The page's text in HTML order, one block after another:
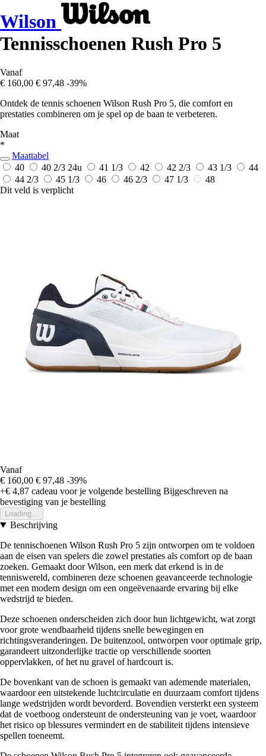
Wilson
Tennisschoenen Rush Pro 5
Vanaf
€ 160,00 € 97,48 -39%
Ontdek de tennis schoenen Wilson Rush Pro 5, die comfort en
prestaties combineren om je spel op de baan te verbeteren.
Maat
*
Maattabel
40
40 2/3 24u 41 1/3 42 42 2/3 43 1/3
44
44 2/3
45 1/3 46 46 2/3 47 1/3
48
Dit veld is verplicht
Vanaf
€ 160,00 € 97,48 -39%
+€ 4,87 cadeau voor je volgende bestelling Bijgeschreven na
bevestiging van je bestelling
Loading...
Beschrijving
De tennischoenen Wilson Rush Pro 5 zijn ontworpen om te voldoen
aan de eisen van spelers die zowel prestaties als comfort op de baan
zoeken. Gemaakt door Wilson, een merk dat erkend is in de
tenniswereld, combineren deze schoenen geavanceerde technologie
met een modern design om een ongeëvenaarde ervaring bij elke
wedstrijd te bieden.
Deze schoenen onderscheiden zich door hun lichtgewicht, wat zorgt
voor grote wendbaarheid tijdens snelle bewegingen en
richtingsveranderingen. De buitenzool, ontworpen voor optimale grip,
garandeert uitzonderlijke tractie op verschillende soorten
oppervlakken, of het nu gravel of hardcourt is.
De bovenkant van de schoen is gemaakt van ademende materialen,
waardoor een uitstekende luchtcirculatie en duurzaam comfort tijdens
lange wedstrijden wordt bevorderd. Bovendien versterkt een systeem
dat de voetboog ondersteunt de ondersteuning van je voet, waardoor
het risico op blessures vermindert en de stabiliteit tijdens intensieve
spellen toeneemt.